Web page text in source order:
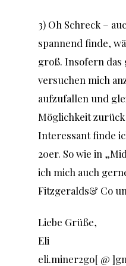
3) Oh Schreck –
spannend finde,
groß. Insofern das
versuchen mich
aufzufallen und
Möglichkeit zurück
Interessant finde
20er. So wie in
ich mich auch
Fitzgeralds& Co
Liebe Grüße,
Eli
eli.miner2go[ @